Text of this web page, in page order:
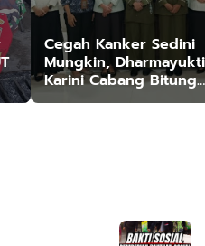
Cegah Kanker Sedini
Mungkin, Dharmayukti
Karini Cabang Bitung
Gelar Ceramah